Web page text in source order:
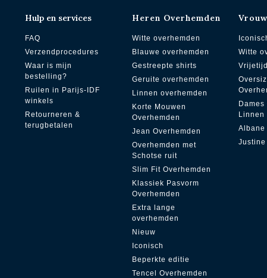
Hulp en services
FAQ
Verzendprocedures
Waar is mijn
bestelling?
Ruilen in Parijs-IDF
winkels
Retourneren &
terugbetalen
Heren Overhemden
Witte overhemden
Blauwe overhemden
Gestreepte shirts
Geruite overhemden
Linnen overhemden
Korte Mouwen
Overhemden
Jean Overhemden
Overhemden met
Schotse ruit
Slim Fit Overhemden
Klassiek Pasvorm
Overhemden
Extra lange
overhemden
Nieuw
Iconisch
Beperkte editie
Tencel Overhemden
Witte
Dames
Linnen
Albane
Justine